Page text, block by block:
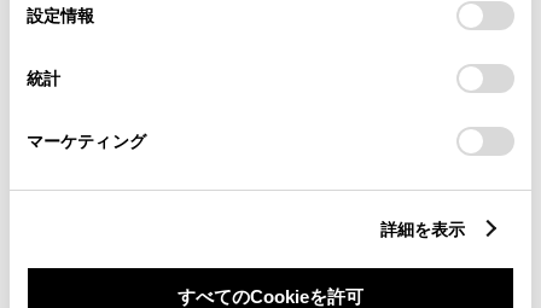
デバイスにすべてのCookie(クッキー)が保存されることに同
意したことになります。Cookie(クッキー)のオプトアウト、
設定の変更、同意を撤回したりするにあたっては、当社の
「Cookie（クッキー）情報の取り扱いについて
」をご覧くだ
設定情報
統計
マーケティング
詳細を表示
すべてのCookieを許可
燃料・性能・詳細スペック
装備・オプション
ボディカラー